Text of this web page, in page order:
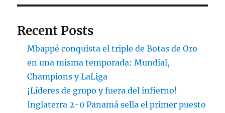
Recent Posts
Mbappé conquista el triple de Botas de Oro
en una misma temporada: Mundial,
Champions y LaLiga
¡Líderes de grupo y fuera del infierno!
Inglaterra 2-0 Panamá sella el primer puesto